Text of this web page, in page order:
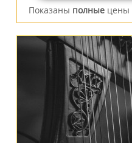
Показаны полные цены